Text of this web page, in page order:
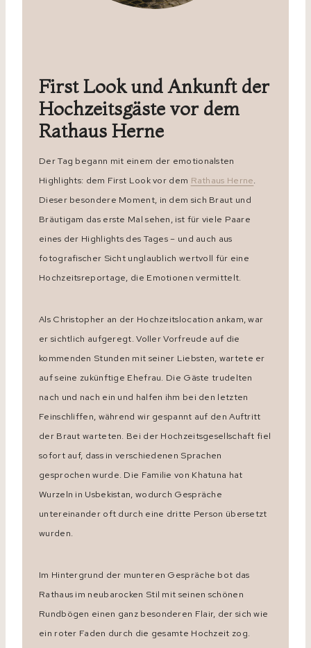
First Look und Ankunft der
Hochzeitsgäste vor dem
Rathaus Herne
Der Tag begann mit einem der emotionalsten
Highlights: dem First Look vor dem Rathaus Herne.
Dieser besondere Moment, in dem sich Braut und
Bräutigam das erste Mal sehen, ist für viele Paare
eines der Highlights des Tages – und auch aus
fotografischer Sicht unglaublich wertvoll für eine
Hochzeitsreportage, die Emotionen vermittelt.
Als Christopher an der Hochzeitslocation ankam, war
er sichtlich aufgeregt. Voller Vorfreude auf die
kommenden Stunden mit seiner Liebsten, wartete er
auf seine zukünftige Ehefrau. Die Gäste trudelten
nach und nach ein und halfen ihm bei den letzten
Feinschliffen, während wir gespannt auf den Auftritt
der Braut warteten. Bei der Hochzeitsgesellschaft fiel
sofort auf, dass in verschiedenen Sprachen
gesprochen wurde. Die Familie von Khatuna hat
Wurzeln in Usbekistan, wodurch Gespräche
untereinander oft durch eine dritte Person übersetzt
wurden.
Im Hintergrund der munteren Gespräche bot das
Rathaus im neubarocken Stil mit seinen schönen
Rundbögen einen ganz besonderen Flair, der sich wie
ein roter Faden durch die gesamte Hochzeit zog.